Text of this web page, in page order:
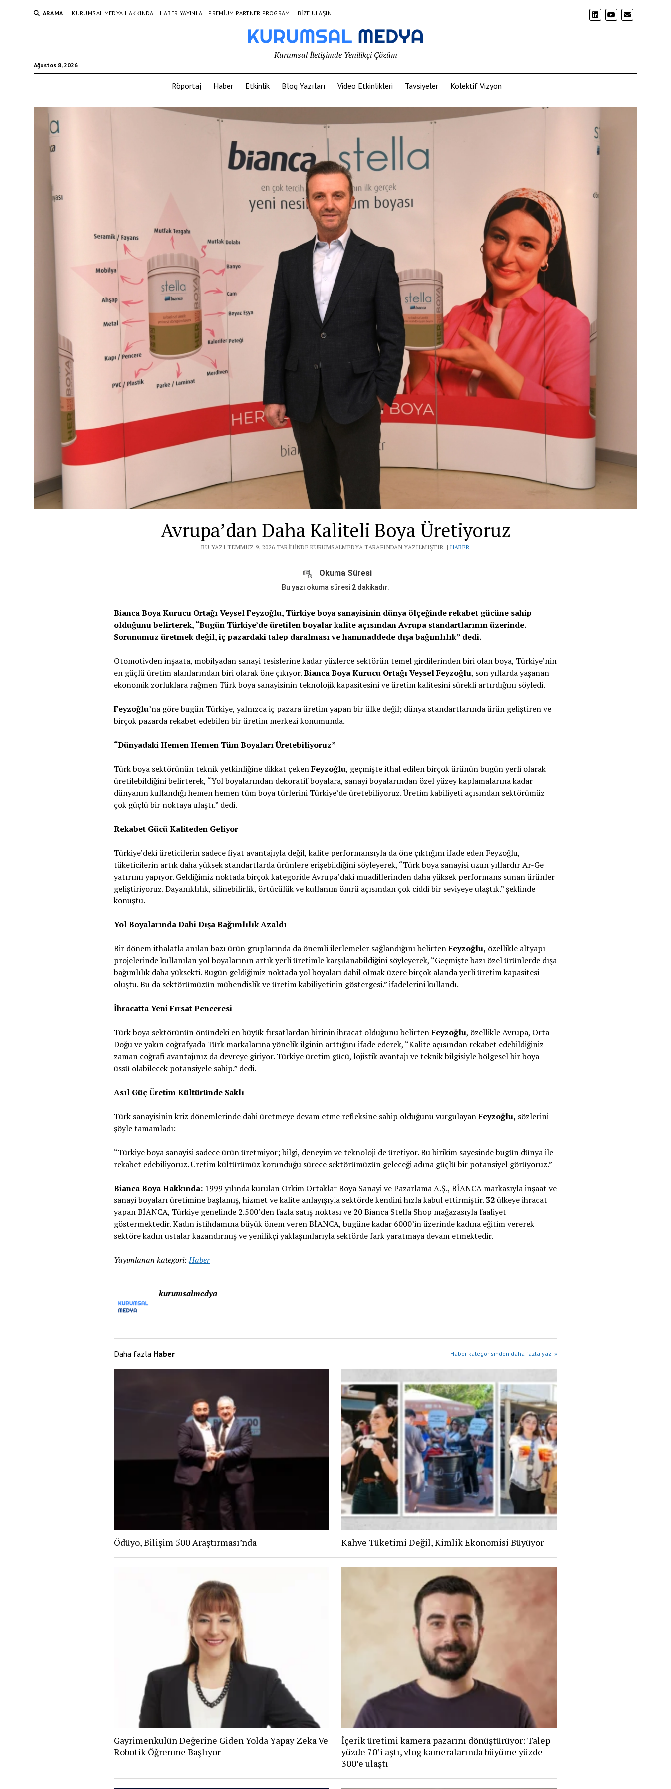
ARAMA KURUMSAL MEDYA HAKKINDA HABER YAYINLA PREMIUM PARTNER PROGRAMI BIZE ULAŞIN
Ağustos 8, 2026
Kurumsal İletişimde Yenilikçi Çözüm
Röportaj Haber Etkinlik Blog Yazıları Video Etkinlikleri Tavsiyeler Kolektif Vizyon
Avrupa’dan Daha Kaliteli Boya Üretiyoruz
BU YAZI TEMMUZ 9, 2026 TARIHINDE KURUMSALMEDYA TARAFINDAN YAZILMIŞTIR. | HABER
Okuma Süresi
Bu yazı okuma süresi 2 dakikadır.
Bianca Boya Kurucu Ortağı Veysel Feyzoğlu, Türkiye boya sanayisinin dünya ölçeğinde rekabet gücüne sahip
olduğunu belirterek, “Bugün Türkiye’de üretilen boyalar kalite açısından Avrupa standartlarının üzerinde.
Sorunumuz üretmek değil, iç pazardaki talep daralması ve hammaddede dışa bağımlılık” dedi.
Otomotivden inşaata, mobilyadan sanayi tesislerine kadar yüzlerce sektörün temel girdilerinden biri olan boya, Türkiye’nin
en güçlü üretim alanlarından biri olarak öne çıkıyor.Bianca Boya Kurucu Ortağı Veysel Feyzoğlu, son yıllarda yaşanan
ekonomik zorluklara rağmen Türk boya sanayisinin teknolojik kapasitesini ve üretim kalitesini sürekli artırdığını söyledi.
Feyzoğlu’na göre bugün Türkiye, yalnızca iç pazara üretim yapan bir ülke değil; dünya standartlarında ürün geliştiren ve
birçok pazarda rekabet edebilen bir üretim merkezi konumunda.
“Dünyadaki Hemen Hemen Tüm Boyaları Üretebiliyoruz”
Türk boya sektörünün teknik yetkinliğine dikkat çekenFeyzoğlu, geçmişte ithal edilen birçok ürünün bugün yerli olarak
üretilebildiğini belirterek, “Yol boyalarından dekoratif boyalara, sanayi boyalarından özel yüzey kaplamalarına kadar
dünyanın kullandığı hemen hemen tüm boya türlerini Türkiye’de üretebiliyoruz. Üretim kabiliyeti açısından sektörümüz
çok güçlü bir noktaya ulaştı.” dedi.
Rekabet Gücü Kaliteden Geliyor
Türkiye’deki üreticilerin sadece fiyat avantajıyla değil, kalite performansıyla da öne çıktığını ifade eden Feyzoğlu,
tüketicilerin artık daha yüksek standartlarda ürünlere erişebildiğini söyleyerek, “Türk boya sanayisi uzun yıllardır Ar-Ge
yatırımı yapıyor. Geldiğimiz noktada birçok kategoride Avrupa’daki muadillerinden daha yüksek performans sunan ürünler
geliştiriyoruz. Dayanıklılık, silinebilirlik, örtücülük ve kullanım ömrü açısından çok ciddi bir seviyeye ulaştık.” şeklinde
konuştu.
Yol Boyalarında Dahi Dışa Bağımlılık Azaldı
Bir dönem ithalatla anılan bazı ürün gruplarında da önemli ilerlemeler sağlandığını belirtenFeyzoğlu, özellikle altyapı
projelerinde kullanılan yol boyalarının artık yerli üretimle karşılanabildiğini söyleyerek, “Geçmişte bazı özel ürünlerde dışa
bağımlılık daha yüksekti. Bugün geldiğimiz noktada yol boyaları dahil olmak üzere birçok alanda yerli üretim kapasitesi
oluştu. Bu da sektörümüzün mühendislik ve üretim kabiliyetinin göstergesi.” ifadelerini kullandı.
İhracatta Yeni Fırsat Penceresi
Türk boya sektörünün önündeki en büyük fırsatlardan birinin ihracat olduğunu belirtenFeyzoğlu, özellikle Avrupa, Orta
Doğu ve yakın coğrafyada Türk markalarına yönelik ilginin arttığını ifade ederek, “Kalite açısından rekabet edebildiğiniz
zaman coğrafi avantajınız da devreye giriyor. Türkiye üretim gücü, lojistik avantajı ve teknik bilgisiyle bölgesel bir boya
üssü olabilecek potansiyele sahip.” dedi.
Asıl Güç Üretim Kültüründe Saklı
Türk sanayisinin kriz dönemlerinde dahi üretmeye devam etme refleksine sahip olduğunu vurgulayanFeyzoğlu, sözlerini
şöyle tamamladı:
“Türkiye boya sanayisi sadece ürün üretmiyor; bilgi, deneyim ve teknoloji de üretiyor. Bu birikim sayesinde bugün dünya ile
rekabet edebiliyoruz. Üretim kültürümüz korunduğu sürece sektörümüzün geleceği adına güçlü bir potansiyel görüyoruz.”
Bianca Boya Hakkında: 1999 yılında kurulan Orkim Ortaklar Boya Sanayi ve Pazarlama A.Ş., BİANCA markasıyla inşaat ve
sanayi boyaları üretimine başlamış, hizmet ve kalite anlayışıyla sektörde kendini hızla kabul ettirmiştir. 32ülkeye ihracat
yapan BİANCA, Türkiye genelinde 2.500’den fazla satış noktası ve 20 Bianca Stella Shop mağazasıyla faaliyet
göstermektedir. Kadın istihdamına büyük önem veren BİANCA, bugüne kadar 6000’in üzerinde kadına eğitim vererek
sektöre kadın ustalar kazandırmış ve yenilikçi yaklaşımlarıyla sektörde fark yaratmaya devam etmektedir.
Yayımlanan kategori: Haber
kurumsalmedya
Daha fazla Haber Haber kategorisinden daha fazla yazı »
Ödüyo, Bilişim 500 Araştırması’nda Kahve Tüketimi Değil, Kimlik Ekonomisi Büyüyor
Gayrimenkulün Değerine Giden Yolda Yapay Zeka Ve
Robotik Öğrenme Başlıyor
İçerik üretimi kamera pazarını dönüştürüyor: Talep
yüzde 70’i aştı, vlog kameralarında büyüme yüzde
300’e ulaştı